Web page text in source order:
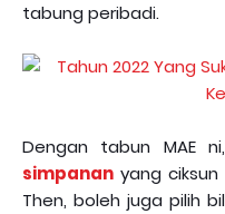
tabung peribadi.
Dengan tabun MAE
simpanan yang
Then, boleh juga pilih